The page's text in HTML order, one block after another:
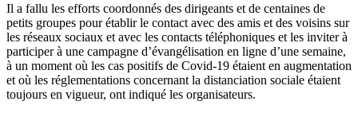
Il a fallu les efforts coordonnés des dirigeants et de centaines de
petits groupes pour établir le contact avec des amis et des voisins sur
les réseaux sociaux et avec les contacts téléphoniques et les inviter à
participer à une campagne d’évangélisation en ligne d’une semaine,
à un moment où les cas positifs de Covid-19 étaient en augmentation
et où les réglementations concernant la distanciation sociale étaient
toujours en vigueur, ont indiqué les organisateurs.